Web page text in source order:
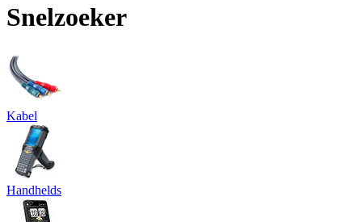
Snelzoeker
Kabel
Handhelds